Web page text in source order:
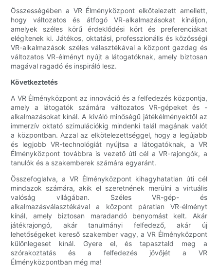
Összességében a VR Élményközpont elkötelezett amellett,
hogy változatos és átfogó VR-alkalmazásokat kínáljon,
amelyek széles körű érdeklődési kört és preferenciákat
elégítenek ki. Játékos, oktatási, professzionális és közösségi
VR-alkalmazások széles választékával a központ gazdag és
változatos VR-élményt nyújt a látogatóknak, amely biztosan
magával ragadó és inspiráló lesz.
Következtetés
A VR Élményközpont az innováció és a felfedezés központja,
amely a látogatók számára változatos VR-gépeket és -
alkalmazásokat kínál. A kiváló minőségű játékélményektől az
immerzív oktató szimulációkig mindenki talál magának valót
a központban. Azzal az elkötelezettséggel, hogy a legújabb
és legjobb VR-technológiát nyújtsa a látogatóknak, a VR
Élményközpont továbbra is vezető úti cél a VR-rajongók, a
tanulók és a szakemberek számára egyaránt.
Összefoglalva, a VR Élményközpont kihagyhatatlan úti cél
mindazok számára, akik el szeretnének merülni a virtuális
valóság világában. Széles VR-gép- és
alkalmazásválasztékával a központ páratlan VR-élményt
kínál, amely biztosan maradandó benyomást kelt. Akár
játékrajongó, akár tanulmányi felfedező, akár új
lehetőségeket kereső szakember vagy, a VR Élményközpont
különlegeset kínál. Gyere el, és tapasztald meg a
szórakoztatás és a felfedezés jövőjét a VR
Élményközpontban még ma!